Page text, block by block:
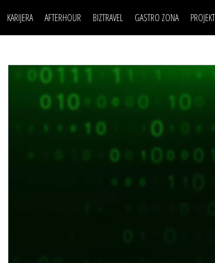
KARIJERA
LJUDI (HR)
MOJ UGAO
AFTERHOUR
KNJIGE
AUTO SVET
BIZTRAVEL GASTRO ZONA
POSAO
MOJ UGAO
USAVRŠAVANJE
KNOW-HOW
FILM I SCENA
AUTO SVET
STIL
WELLBEING
30